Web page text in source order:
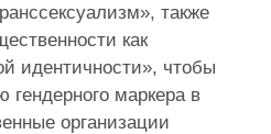
также
как
идентичности», чтобы
гендерного маркера в
организации